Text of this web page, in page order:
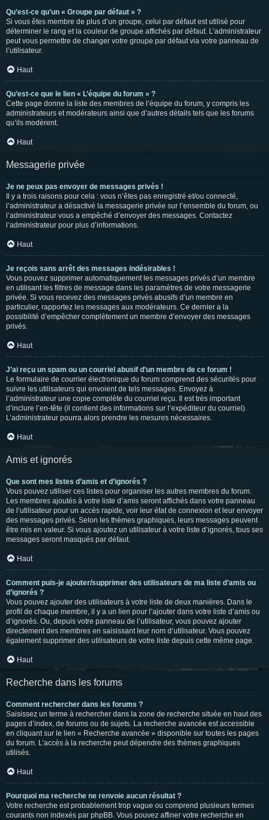
Qu’est-ce qu’un « Groupe par défaut » ?
Si vous êtes membre de plus d’un groupe, celui par défaut est utilisé pour
déterminer le rang et la couleur de groupe affichés par défaut. L’administrateur
peut vous permettre de changer votre groupe par défaut via votre panneau de
l’utilisateur.
Haut
Qu’est-ce que le lien « L’équipe du forum » ?
Cette page donne la liste des membres de l’équipe du forum, y compris les
administrateurs et modérateurs ainsi que d’autres détails tels que les forums
qu’ils modèrent.
Haut
Messagerie privée
Je ne peux pas envoyer de messages privés !
Il y a trois raisons pour cela : vous n’êtes pas enregistré et/ou connecté,
l’administrateur a désactivé la messagerie privée sur l’ensemble du forum, ou
l’administrateur vous a empêché d’envoyer des messages. Contactez
l’administrateur pour plus d’informations.
Haut
Je reçois sans arrêt des messages indésirables !
Vous pouvez supprimer automatiquement les messages privés d’un membre
en utilisant les filtres de message dans les paramètres de votre messagerie
privée. Si vous recevez des messages privés abusifs d’un membre en
particulier, rapportez les messages aux modérateurs. Ce dernier a la
possibilité d’empêcher complètement un membre d’envoyer des messages
privés.
Haut
J’ai reçu un spam ou un courriel abusif d’un membre de ce forum !
Le formulaire de courrier électronique du forum comprend des sécurités pour
suivre les utilisateurs qui envoient de tels messages. Envoyez à
l’administrateur une copie complète du courriel reçu. Il est très important
d’inclure l’en-tête (il contient des informations sur l’expéditeur du courriel).
L’administrateur pourra alors prendre les mesures nécessaires.
Haut
Amis et ignorés
Que sont mes listes d’amis et d’ignorés ?
Vous pouvez utiliser ces listes pour organiser les autres membres du forum.
Les membres ajoutés à votre liste d’amis seront affichés dans votre panneau
de l’utilisateur pour un accès rapide, voir leur état de connexion et leur envoyer
des messages privés. Selon les thèmes graphiques, leurs messages peuvent
être mis en valeur. Si vous ajoutez un utilisateur à votre liste d’ignorés, tous ses
messages seront masqués par défaut.
Haut
Comment puis-je ajouter/supprimer des utilisateurs de ma liste d’amis ou
d’ignorés ?
Vous pouvez ajouter des utilisateurs à votre liste de deux manières. Dans le
profil de chaque membre, il y a un lien pour l’ajouter dans votre liste d’amis ou
d’ignorés. Ou, depuis votre panneau de l’utilisateur, vous pouvez ajouter
directement des membres en saisissant leur nom d’utilisateur. Vous pouvez
également supprimer des utilisateurs de votre liste depuis cette même page.
Haut
Recherche dans les forums
Comment rechercher dans les forums ?
Saisissez un terme à rechercher dans la zone de recherche située en haut des
pages d’index, de forums ou de sujets. La recherche avancée est accessible
en cliquant sur le lien « Recherche avancée » disponible sur toutes les pages
du forum. L’accès à la recherche peut dépendre des thèmes graphiques
utilisés.
Haut
Pourquoi ma recherche ne renvoie aucun résultat ?
Votre recherche est probablement trop vague ou comprend plusieurs termes
courants non indexés par phpBB. Vous pouvez affiner votre recherche en